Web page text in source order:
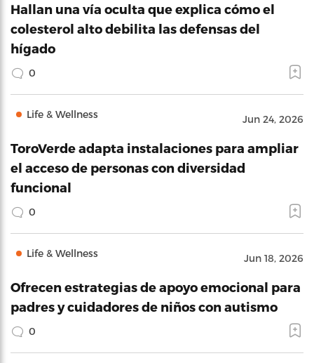
Hallan una vía oculta que explica cómo el
colesterol alto debilita las defensas del
hígado
0
Life & Wellness Jun 24, 2026
ToroVerde adapta instalaciones para ampliar
el acceso de personas con diversidad
funcional
0
Life & Wellness Jun 18, 2026
Ofrecen estrategias de apoyo emocional para
padres y cuidadores de niños con autismo
0